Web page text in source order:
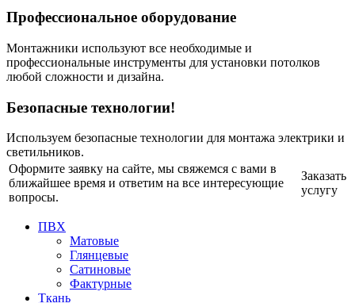
Профессиональное оборудование
Монтажники используют все необходимые и
профессиональные инструменты для установки потолков
любой сложности и дизайна.
Безопасные технологии!
Используем безопасные технологии для монтажа электрики и
светильников.
Оформите заявку на сайте, мы свяжемся с вами в
ближайшее время и ответим на все интересующие
вопросы.
Заказать
услугу
ПВХ
Матовые
Глянцевые
Сатиновые
Фактурные
Ткань